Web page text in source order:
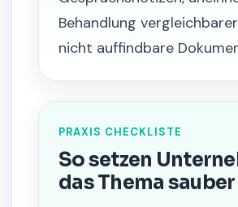
Behandlung
nicht auffindbare
PRAXIS CHECKLISTE
So setzen
das Thema